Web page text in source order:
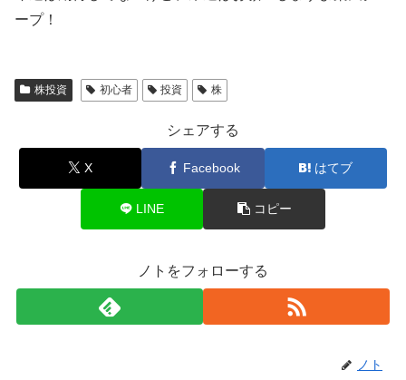
ープ！
株投資 初心者 投資 株
シェアする
X Facebook はてブ
LINE コピー
ノトをフォローする
ノト